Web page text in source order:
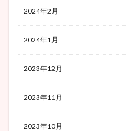
2024年2月
2024年1月
2023年12月
2023年11月
2023年10月